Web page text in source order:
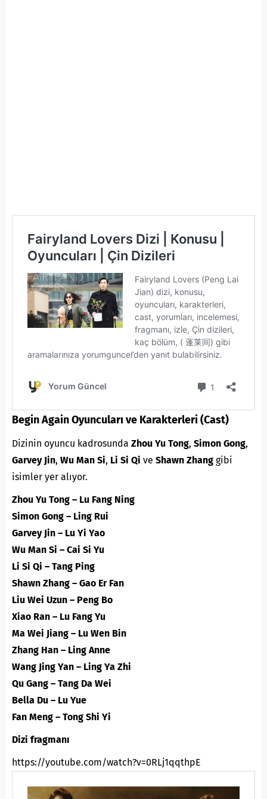
Begin Again Oyuncuları ve Karakterleri (Cast)
Dizinin oyuncu kadrosunda Zhou Yu Tong, Simon Gong,
Garvey Jin, Wu Man Si, Li Si Qi ve Shawn Zhang gibi
isimler yer alıyor.
Zhou Yu Tong – Lu Fang Ning
Simon Gong – Ling Rui
Garvey Jin – Lu Yi Yao
Wu Man Si – Cai Si Yu
Li Si Qi – Tang Ping
Shawn Zhang – Gao Er Fan
Liu Wei Uzun – Peng Bo
Xiao Ran – Lu Fang Yu
Ma Wei Jiang – Lu Wen Bin
Zhang Han – Ling Anne
Wang Jing Yan – Ling Ya Zhi
Qu Gang – Tang Da Wei
Bella Du – Lu Yue
Fan Meng – Tong Shi Yi
Dizi fragmanı
https://youtube.com/watch?v=0RLj1qqthpE